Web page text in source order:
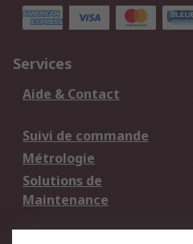
Services
Aide & Contact
Suivi de commande
Métrologie
Solutions de
Maintenance